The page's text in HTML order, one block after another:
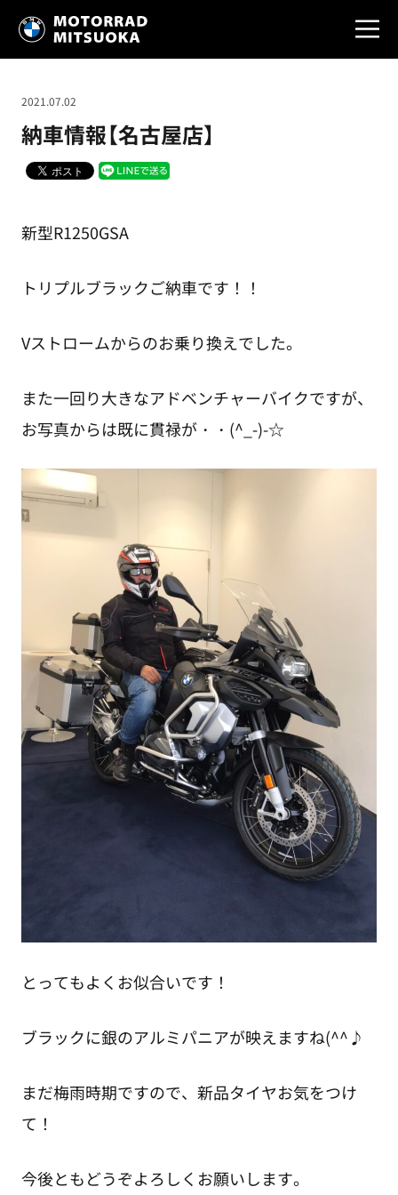
納車情報【名古屋店】
2021.07.02
新型R1250GSA
トリプルブラックご納車です！！
Vストロームからのお乗り換えでした。
また一回り大きなアドベンチャーバイクですが、
お写真からは既に貫禄が・・(^_-)-☆
とってもよくお似合いです！
ブラックに銀のアルミパニアが映えますね(^^♪
まだ梅雨時期ですので、新品タイヤお気をつけ
て！
今後ともどうぞよろしくお願いします。